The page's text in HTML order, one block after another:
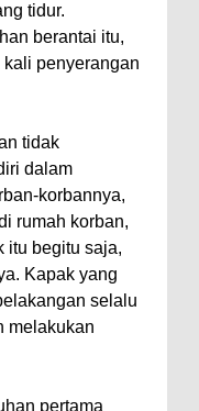
tidur.
berantai itu,
penyerangan
tidak
dalam
korbannya,
rumah korban,
itu begitu saja,
Kapak yang
selalu
melakukan
pertama